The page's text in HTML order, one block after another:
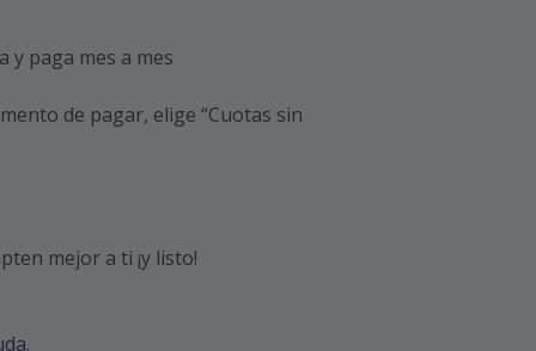
y paga mes a mes
de pagar, elige “Cuotas sin
mejor a ti ¡y listo!
.